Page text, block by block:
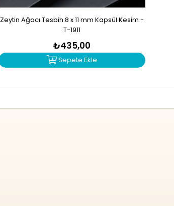
Zeytin Ağacı Tesbih 8 x 11 mm Kapsül Kesim -
T-1911
₺435,00
Sepete Ekle